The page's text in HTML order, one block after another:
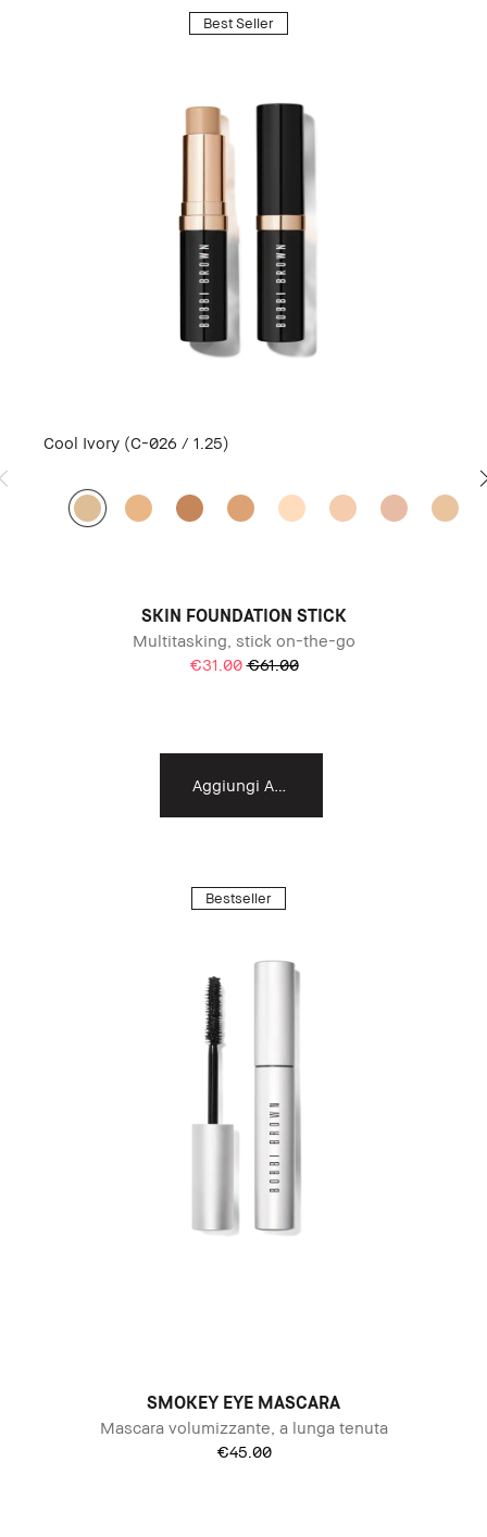
Best Seller
Cool Ivory (C-026 / 1.25)
SKIN FOUNDATION STICK
Multitasking, stick on-the-go
€31.00 €61.00
Bestseller
SMOKEY EYE MASCARA
Mascara volumizzante, a lunga tenuta
€45.00